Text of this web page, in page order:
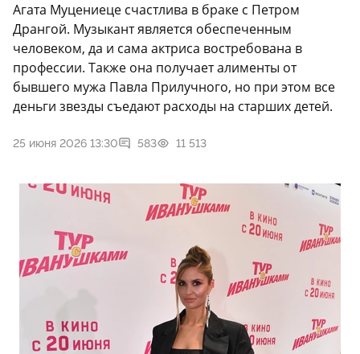
Агата Муцениеце счастлива в браке с Петром
Дрангой. Музыкант является обеспеченным
человеком, да и сама актриса востребована в
профессии. Также она получает алименты от
бывшего мужа Павла Прилучного, но при этом все
деньги звезды съедают расходы на старших детей.
25 июня 2026 13:30 583 11 513